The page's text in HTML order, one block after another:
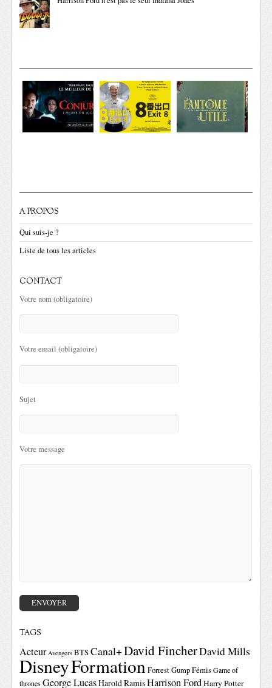
A PROPOS
Qui suis-je ?
Liste de tous les articles
CONTACT
Votre nom (obligatoire)
Votre email (obligatoire)
Sujet
Votre message
TAGS
Acteur Avengers BTSCanal+David FincherDavid Mills
DisneyFormationForrest GumpFémis Game of
thrones George LucasHarold RamisHarrison FordHarry Potter